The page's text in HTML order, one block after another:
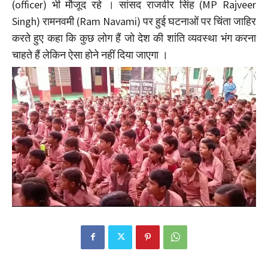
(officer) भी मौजूद रहे । सांसद राजवीर सिंह (MP Rajveer
Singh) रामनवमी (Ram Navami) पर हुई घटनाओं पर चिंता जाहिर
करते हुए कहा कि कुछ लोग हैं जो देश की शांति व्यवस्था भंग करना
चाहते हैं लेकिन ऐसा होने नहीं दिया जाएगा ।